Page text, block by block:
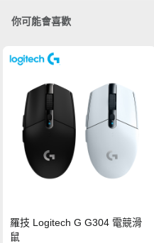
你可能會喜歡
羅技 Logitech G G304 電競滑
鼠